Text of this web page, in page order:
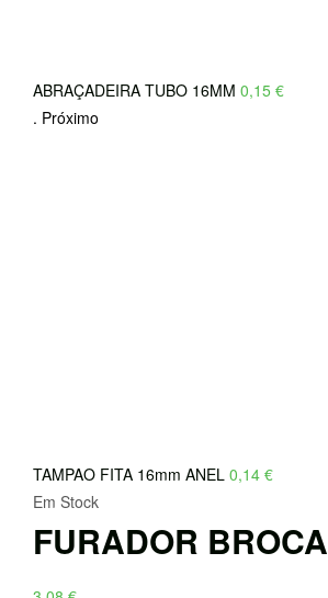
ABRAÇADEIRA TUBO 16MM 0,15 €
. Próximo
TAMPAO FITA 16mm ANEL 0,14 €
Em Stock
FURADOR BROCA